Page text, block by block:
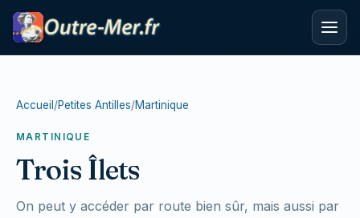
Accueil /Petites Antilles/Martinique
MARTINIQUE
Trois Îlets
On peut y accéder par route bien sûr, mais aussi par